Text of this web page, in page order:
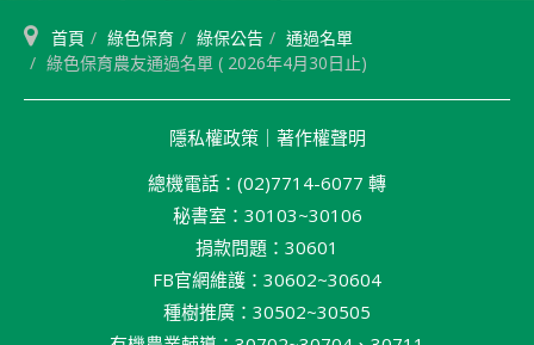
首頁 綠色保育 綠保公告
通過名單
綠色保育農友通過名單 ( 2026年4月30日止)
隱私權政策｜ 著作權聲明
總機電話：(02)7714-6077 轉
秘書室：30103~30106
捐款問題：30601
FB官網維護：30602~30604
種樹推廣：30502~30505